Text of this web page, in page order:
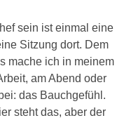
sein ist einmal eine
Sitzung dort. Dem
mache ich in meinem
am Abend oder
das Bauchgefühl.
steht das, aber der